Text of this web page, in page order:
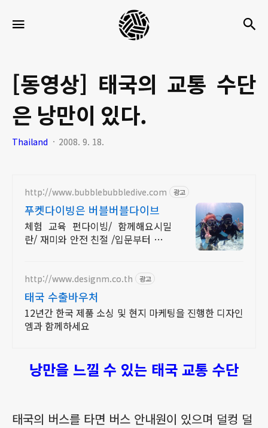
세
팍
크
로
라
[동영상] 태국의 교통 수단
은 낭만이 있다.
Thailand 2008. 9. 18.
http://www.bubblebubbledive.com 광고
푸켓다이빙은 버블버블다이브
체험 교육 펀다이빙/ 함께해요시밀
란/ 재미와 안전 친절 /입문부터 강사
럭셔리보트로 더편하게
http://www.designm.co.th 광고
태국 수출바우처
12년간 한국 제품 소싱 및 현지 마케팅을 진행한 디자인
엠과 함께하세요
낭만을 느낄 수 있는 태국 교통 수단
태국의 버스를 타면 버스 안내원이 있으며 덜컹 덜